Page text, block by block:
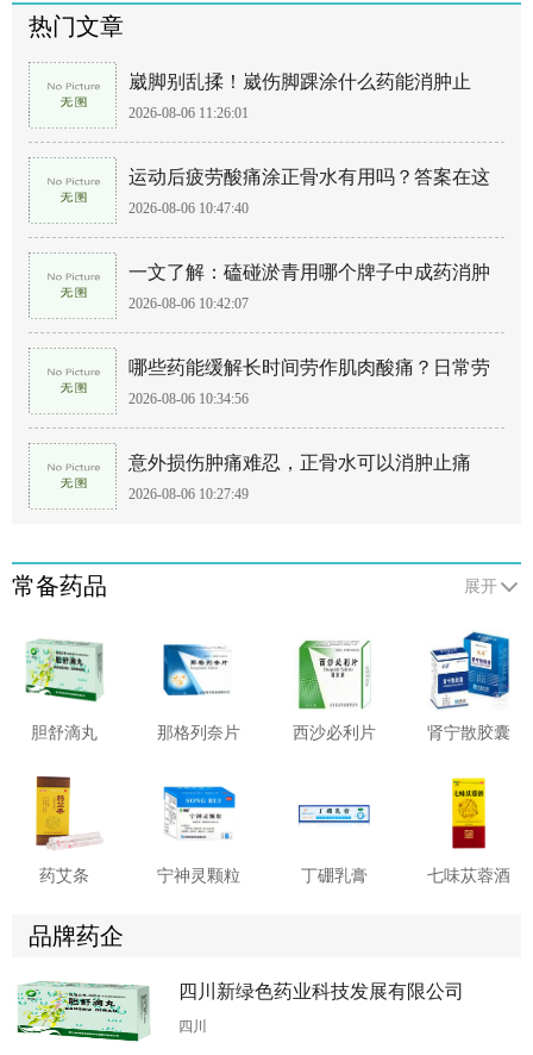
热门文章
崴脚别乱揉！崴伤脚踝涂什么药能消肿止
痛？
2026-08-06 11:26:01
运动后疲劳酸痛涂正骨水有用吗？答案在这
里！
2026-08-06 10:47:40
一文了解：磕碰淤青用哪个牌子中成药消肿
止痛？
2026-08-06 10:42:07
哪些药能缓解长时间劳作肌肉酸痛？日常劳
损怎么办
2026-08-06 10:34:56
意外损伤肿痛难忍，正骨水可以消肿止痛
吗？
2026-08-06 10:27:49
常备药品 展开
胆舒滴丸 那格列奈片 西沙必利片 肾宁散胶囊
药艾条 宁神灵颗粒 丁硼乳膏 七味苁蓉酒
珍珠末 维B1乳酸钙片
品牌药企
四川新绿色药业科技发展有限公司
四川